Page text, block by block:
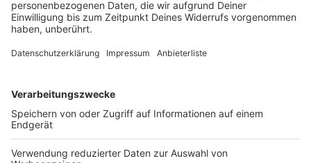
Worten im Netz auch Gewalttaten werden.